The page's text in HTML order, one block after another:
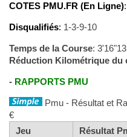
COTES PMU.FR (En Ligne)
Disqualifiés: 1-3-9-10
Temps de la Course: 3'16"13
Réduction Kilométrique du
- RAPPORTS PMU
Pmu - Résultat et
€
Jeu
Résultat